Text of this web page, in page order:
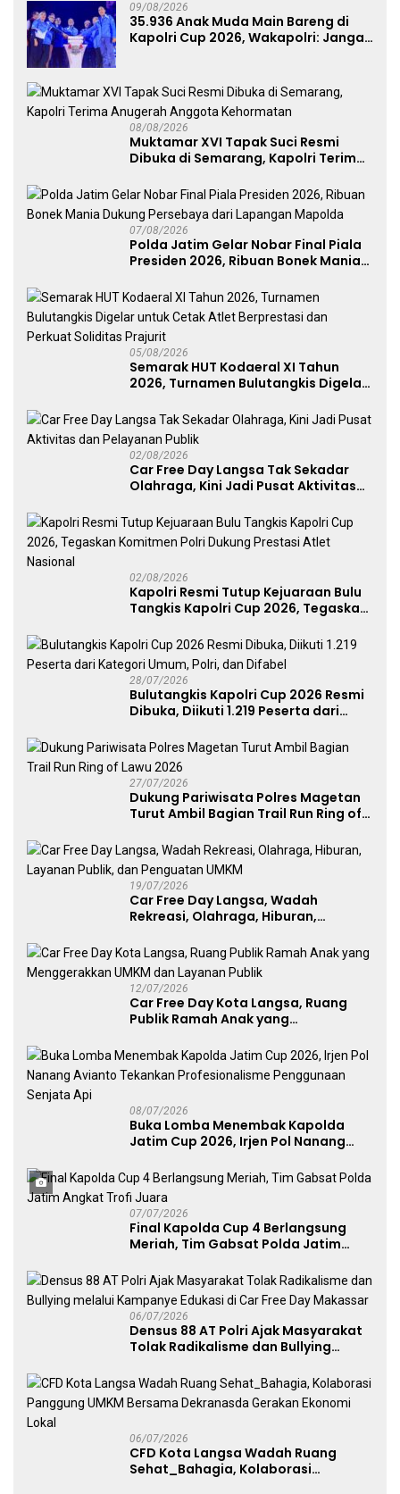
09/08/2026
35.936 Anak Muda Main Bareng di
Kapolri Cup 2026, Wakapolri: Jangan
08/08/2026
Muktamar XVI Tapak Suci Resmi
Dibuka di Semarang, Kapolri Terima
07/08/2026
Polda Jatim Gelar Nobar Final Piala
Presiden 2026, Ribuan Bonek Mania
Mapolda
05/08/2026
Semarak HUT Kodaeral XI Tahun
2026, Turnamen Bulutangkis Digelar
Perkuat Soliditas Prajurit
02/08/2026
Car Free Day Langsa Tak Sekadar
Olahraga, Kini Jadi Pusat Aktivitas
02/08/2026
Kapolri Resmi Tutup Kejuaraan Bulu
Tangkis Kapolri Cup 2026, Tegaskan
Atlet Nasional
28/07/2026
Bulutangkis Kapolri Cup 2026 Resmi
Dibuka, Diikuti 1.219 Peserta dari
27/07/2026
Dukung Pariwisata Polres Magetan
Turut Ambil Bagian Trail Run Ring of
19/07/2026
Car Free Day Langsa, Wadah
Rekreasi, Olahraga, Hiburan,
UMKM
12/07/2026
Car Free Day Kota Langsa, Ruang
Publik Ramah Anak yang
Publik
08/07/2026
Buka Lomba Menembak Kapolda
Jatim Cup 2026, Irjen Pol Nanang
Penggunaan Senjata Api
07/07/2026
Final Kapolda Cup 4 Berlangsung
Meriah, Tim Gabsat Polda Jatim
06/07/2026
Densus 88 AT Polri Ajak Masyarakat
Tolak Radikalisme dan Bullying
Free Day Makassar
06/07/2026
CFD Kota Langsa Wadah Ruang
Sehat_Bahagia, Kolaborasi